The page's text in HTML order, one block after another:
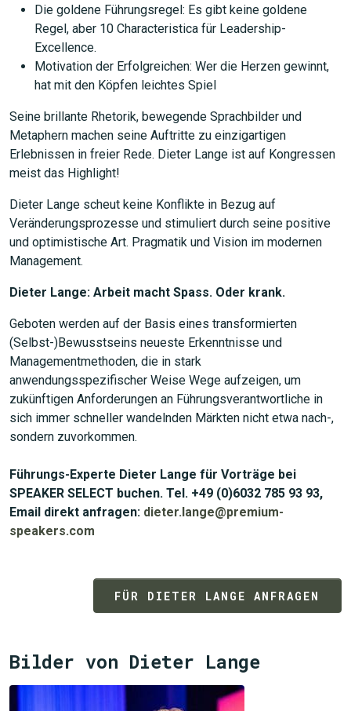
Die goldene Führungsregel: Es gibt keine goldene
Regel, aber 10 Characteristica für Leadership-
Excellence.
Motivation der Erfolgreichen: Wer die Herzen gewinnt,
hat mit den Köpfen leichtes Spiel
Seine brillante Rhetorik, bewegende Sprachbilder und
Metaphern machen seine Auftritte zu einzigartigen
Erlebnissen in freier Rede. Dieter Lange ist auf Kongressen
meist das Highlight!
Dieter Lange scheut keine Konflikte in Bezug auf
Veränderungsprozesse und stimuliert durch seine positive
und optimistische Art. Pragmatik und Vision im modernen
Management.
Dieter Lange: Arbeit macht Spass. Oder krank.
Geboten werden auf der Basis eines transformierten
(Selbst-)Bewusstseins neueste Erkenntnisse und
Managementmethoden, die in stark
anwendungsspezifischer Weise Wege aufzeigen, um
zukünftigen Anforderungen an Führungsverantwortliche in
sich immer schneller wandelnden Märkten nicht etwa nach-,
sondern zuvorkommen.
Führungs-Experte Dieter Lange für Vorträge bei
SPEAKER SELECT buchen. Tel. +49 (0)6032 785 93 93,
Email direkt anfragen: dieter.lange@premium-
speakers.com
FÜR DIETER LANGE ANFRAGEN
Bilder von Dieter Lange
JETZT SUCHEN